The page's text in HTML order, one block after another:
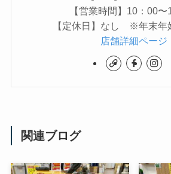
【営業時間】10：00
【定休日】なし ※年末年
店舗詳細ページ
関連ブログ